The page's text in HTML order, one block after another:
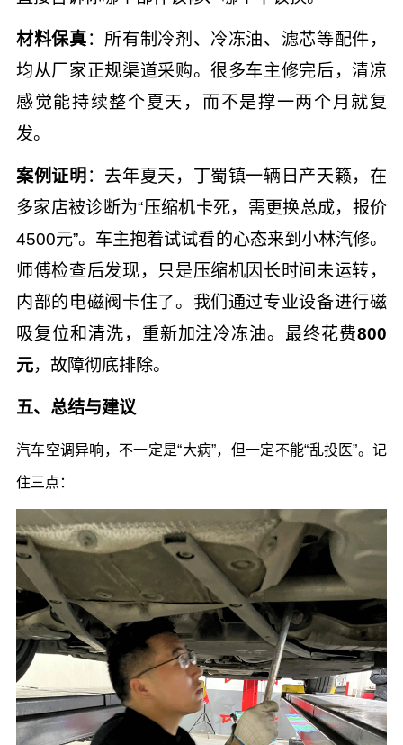
材料保真：所有制冷剂、冷冻油、滤芯等配件，
均从厂家正规渠道采购。很多车主修完后，清凉
感觉能持续整个夏天，而不是撑一两个月就复
发。
案例证明 ：去年夏天，丁蜀镇一辆日产天籁，在
多家店被诊断为“压缩机卡死，需更换总成，报价
4500元”。车主抱着试试看的心态来到小林汽修。
师傅检查后发现，只是压缩机因长时间未运转，
内部的电磁阀卡住了。我们通过专业设备进行磁
吸复位和清洗，重新加注冷冻油。最终花费800
元，故障彻底排除。
五、总结与建议
汽车空调异响，不一定是“大病”，但一定不能“乱投医”。记
住三点：